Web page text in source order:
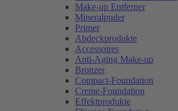
Make-up Entferner
Mineralpuder
Primer
Abdeckprodukte
Accessoires
Anti-Aging Make-up
Bronzer
Compact-Foundation
Creme-Foundation
Effektprodukte